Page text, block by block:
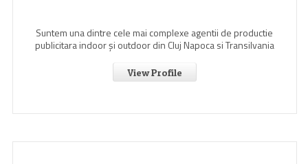
Suntem una dintre cele mai complexe agentii de productie
publicitara indoor şi outdoor din Cluj Napoca si Transilvania
View Profile